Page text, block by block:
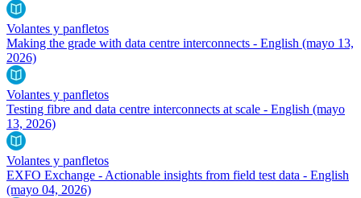
Volantes y panfletos
Making the grade with data centre interconnects - English (mayo 13,
2026)
Volantes y panfletos
Testing fibre and data centre interconnects at scale - English (mayo
13, 2026)
Volantes y panfletos
EXFO Exchange - Actionable insights from field test data - English
(mayo 04, 2026)